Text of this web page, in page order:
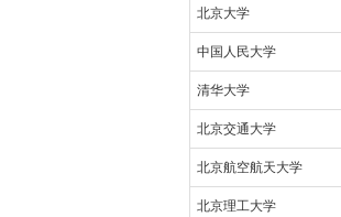
北京大学
中国人民大学
清华大学
北京交通大学
北京航空航天大学
北京理工大学